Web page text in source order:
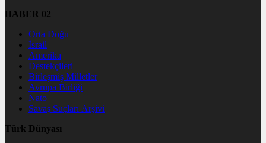
HABER 02
Orta Doğu
İsrail
Amerika
Destekçileri
Birleşmiş Milletler
Avrupa Birliği
Nato
Savaş Suçları Arşivi
Türk Dünyası